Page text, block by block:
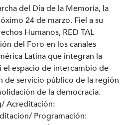
del Día de la Memoria, la
24 de marzo. Fiel a su
Humanos, RED TAL
del Foro en los canales
Latina que integran la
espacio de intercambio de
de servicio público de la región
de la democracia.
Acreditación:
Programación: